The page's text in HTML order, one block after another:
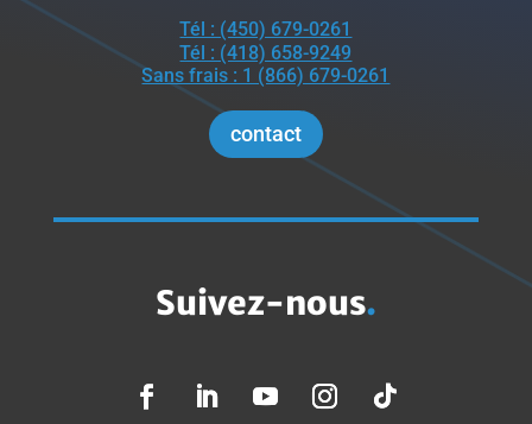
Tél : (450) 679-0261
Tél : (418) 658-9249
Sans frais : 1 (866) 679-0261
contact
Suivez-nous.